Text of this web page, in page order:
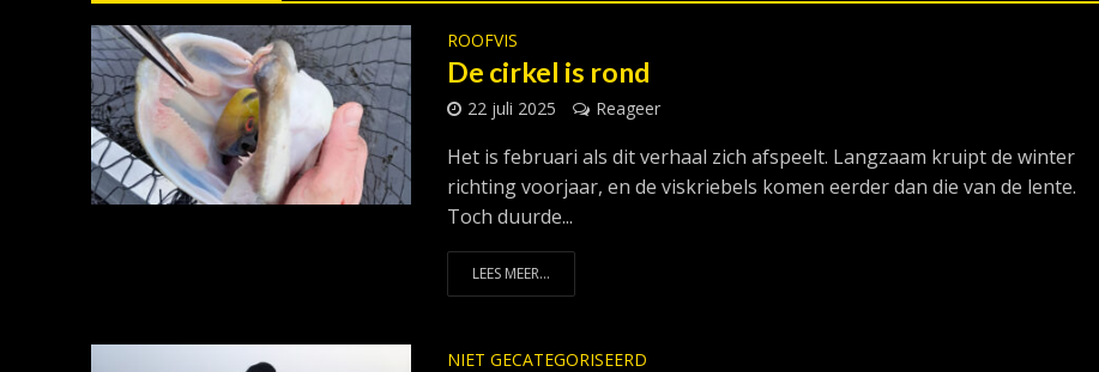
ROOFVIS
De cirkel is rond
22 juli 2025 Reageer
Het is februari als dit verhaal zich afspeelt. Langzaam kruipt de winter
richting voorjaar, en de viskriebels komen eerder dan die van de lente.
Toch duurde...
LEES MEER...
NIET GECATEGORISEERD